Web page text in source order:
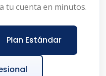
tu cuenta en minutos.
Plan Estándar